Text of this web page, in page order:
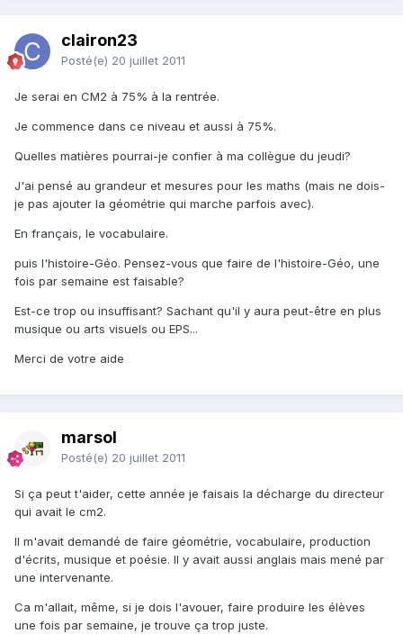
clairon23
Posté(e) 20 juillet 2011
Je serai en CM2 à 75% à la rentrée.
Je commence dans ce niveau et aussi à 75%.
Quelles matières pourrai-je confier à ma collègue du jeudi?
J'ai pensé au grandeur et mesures pour les maths (mais ne dois-
je pas ajouter la géométrie qui marche parfois avec).
En français, le vocabulaire.
puis l'histoire-Géo. Pensez-vous que faire de l'histoire-Géo, une
fois par semaine est faisable?
Est-ce trop ou insuffisant? Sachant qu'il y aura peut-être en plus
musique ou arts visuels ou EPS...
Merci de votre aide
marsol
Posté(e) 20 juillet 2011
Si ça peut t'aider, cette année je faisais la décharge du directeur
qui avait le cm2.
Il m'avait demandé de faire géométrie, vocabulaire, production
d'écrits, musique et poésie. Il y avait aussi anglais mais mené par
une intervenante.
Ca m'allait, même, si je dois l'avouer, faire produire les élèves
une fois par semaine, je trouve ça trop juste.